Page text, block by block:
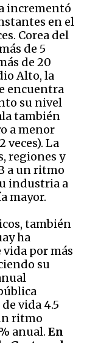
incrementó
en el
Corea del
de 5
de 20
Alto, la
encuentra
su nivel
también
a menor
La
regiones y
a un ritmo
industria a
mayor.
también
ha
por más
su
vida 4.5
ritmo
anual. En